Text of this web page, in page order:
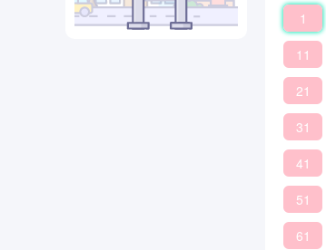
1
11
21
31
41
51
61